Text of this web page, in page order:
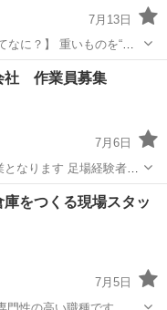
7月13日
なに？】 重いものを“安
作業員募集
7月6日
なります 足場経験者も
方でも大歓迎です
重量鳶
庫をつくる現場スタッ
7月5日